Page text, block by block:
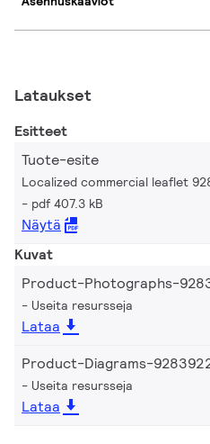
Lataukset
Esitteet
Tuote-esite
Localized commercial leaflet
pdf 407.3 kB
Näytä
Kuvat
Product-Photographs-
Useita resursseja
Lataa
Product-Diagrams-
Useita resursseja
Lataa